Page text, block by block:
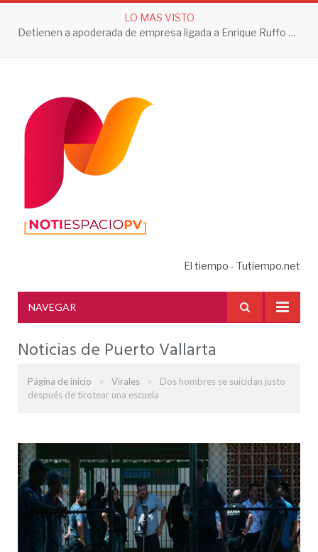
LO MAS VISTO
Detienen a apoderada de empresa ligada a Enrique Ruffo por investigación de Huachicol Fiscal
El tiempo - Tutiempo.net
NAVEGAR
Noticias de Puerto Vallarta
Página de inicio » Virales »
Dos hombres se suicidan justo
después de tirotear una escuela